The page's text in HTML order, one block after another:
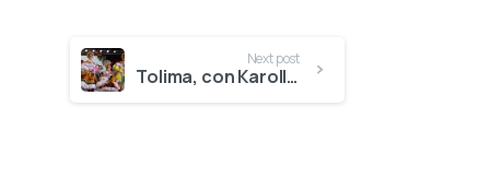
Next post
Tolima, con Karoll Vanessa Caballero Pérez, se alzó con el Reinado Nacional del Bambuco